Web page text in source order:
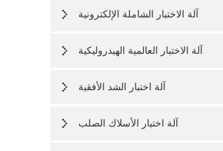
آلة الاختبار الشاملة الإلكترونية
آلة الاختبار العالمية الهيدروليكية
آلة اختبار الشد الأفقية
آلة اختبار الأسلاك الصلب